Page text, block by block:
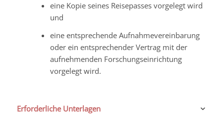
eine Kopie seines Reisepasses vorgelegt wird
und
eine entsprechende Aufnahmevereinbarung
oder ein entsprechender Vertrag mit der
aufnehmenden Forschungseinrichtung
vorgelegt wird.
Erforderliche Unterlagen